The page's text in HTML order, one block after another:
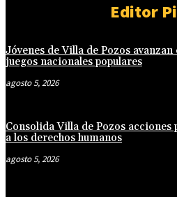
Editor
Jóvenes de Villa de Pozos
juegos nacionales populares
agosto 5, 2026
Consolida Villa de Pozos
a los derechos humanos
agosto 5, 2026